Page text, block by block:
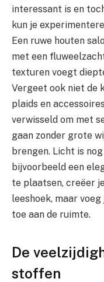
interessant is en
kun je
Een ruwe houten
met een
texturen voegt
Vergeet ook niet de
plaids en
verwisseld om met
gaan zonder grote
brengen. Licht is
bijvoorbeeld een
te plaatsen, creëer
leeshoek, maar
toe aan de ruimte.
De
stoffen